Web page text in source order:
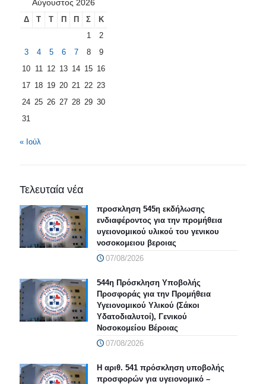
Αύγουστος 2026
Δ Τ Τ Π Π Σ
Κ
1
2
3
4 5 6 7 8
9
10 11 12 13 14 15 16
17 18 19 20 21 22 23
24 25 26 27 28 29 30
31
« Ιούλ
Τελευταία νέα
προσκληση 545η εκδήλωσης
ενδιαφέροντος για την προμήθεια
υγειονομικού υλικού του γενικου
νοσοκομειου βεροιας
07/08/2026
544η Πρόσκληση Υποβολής
Προσφοράς για την Προμήθεια
Υγειονομικού Υλικού (Σάκοι
Υδατοδιαλυτοί), Γενικού
Νοσοκομείου Βέροιας
07/08/2026
Η αριθ. 541 πρόσκληση υποβολής
προσφορών για υγειονομικό –